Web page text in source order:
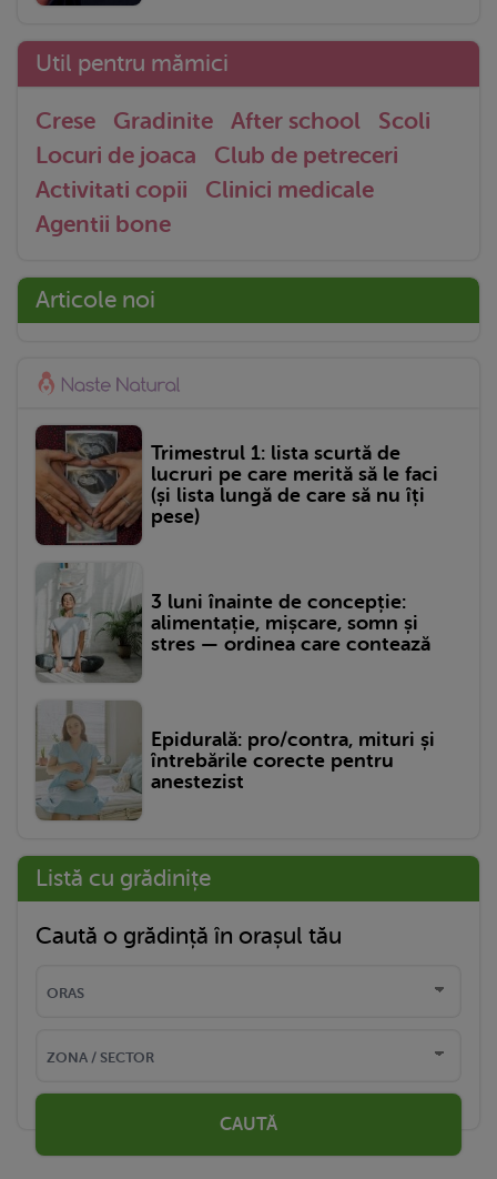
Util pentru mămici
Crese Gradinite After school
Scoli
Locuri de joaca
Club de petreceri
Activitati copii
Clinici medicale
Agentii bone
Articole noi
Trimestrul 1: lista scurtă de
lucruri pe care merită să le faci
(și lista lungă de care să nu îți
pese)
3 luni înainte de concepție:
alimentație, mișcare, somn și
stres — ordinea care contează
Epidurală: pro/contra, mituri și
întrebările corecte pentru
anestezist
Listă cu grădinițe
Caută o grădință în orașul tău
CAUTĂ